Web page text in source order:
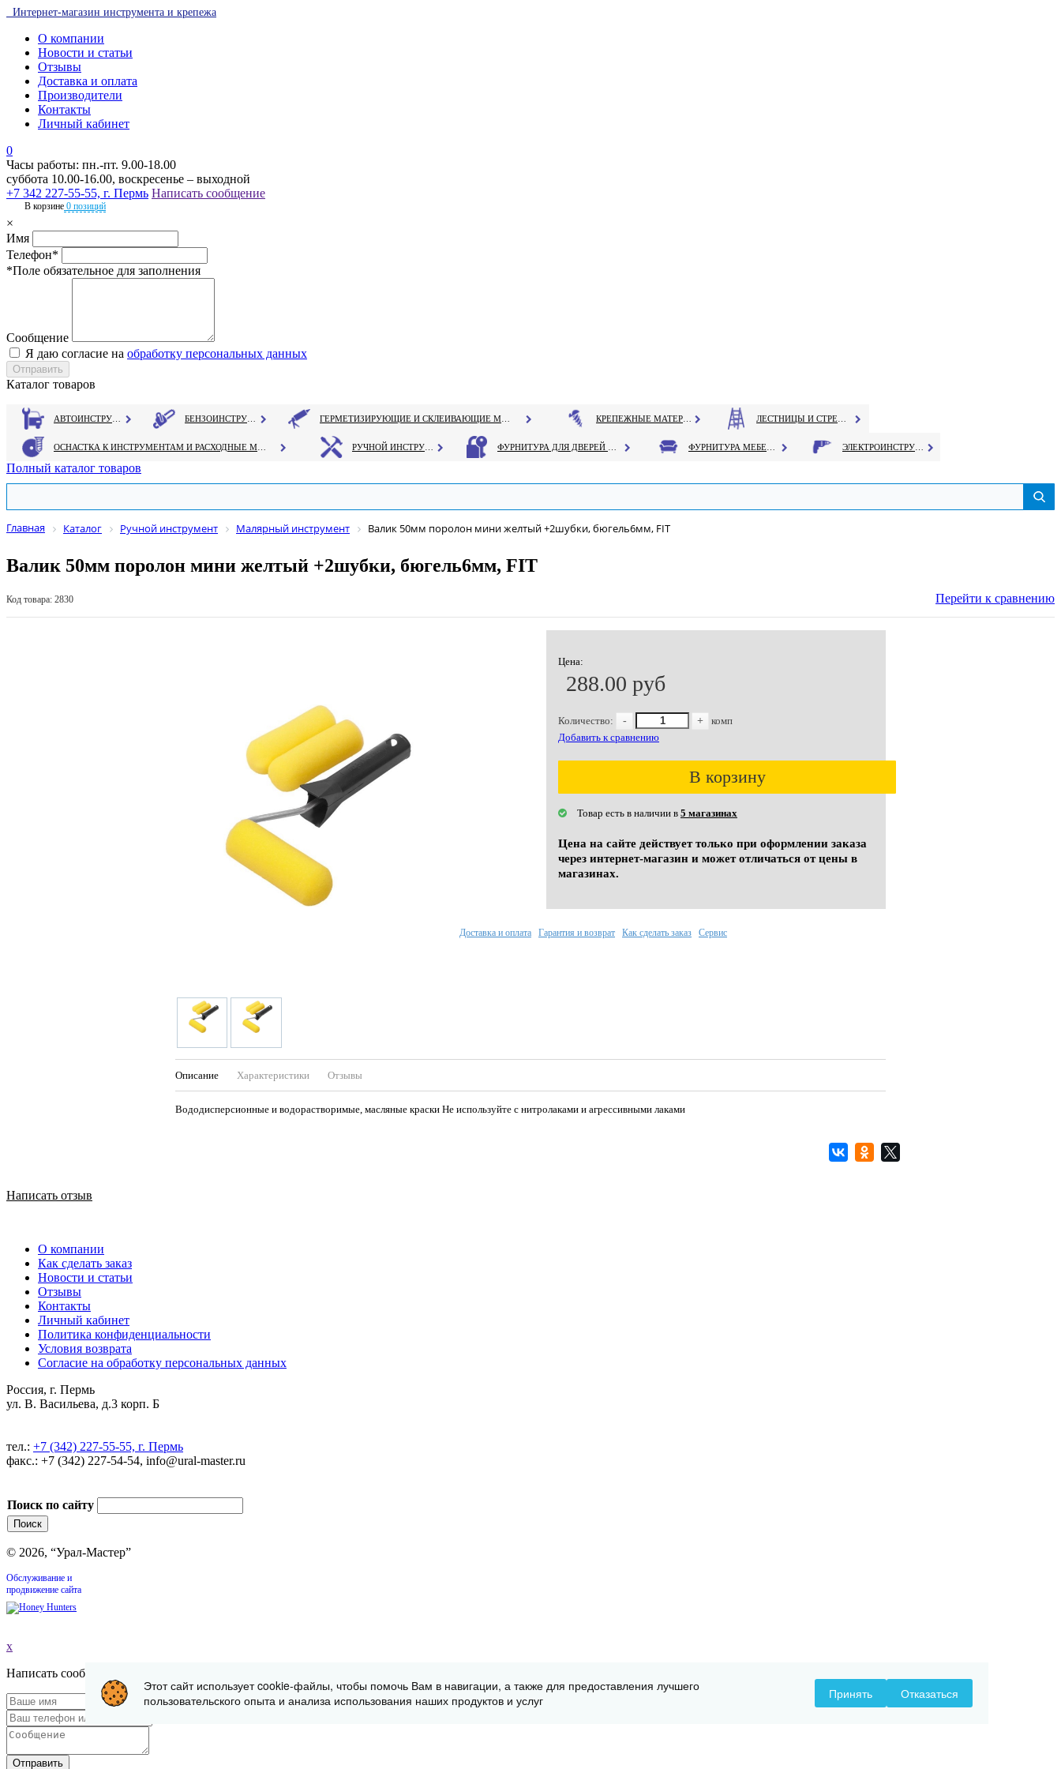
Интернет-магазин инструмента и крепежа
О компании
Новости и статьи
Отзывы
Доставка и оплата
Производители
Контакты
Личный кабинет
0
Часы работы: пн.-пт. 9.00-18.00
суббота 10.00-16.00, воскресенье – выходной
+7 342 227-55-55, г. Пермь Написать сообщение
В корзине 0 позиций
×
Имя
Телефон*
*Поле обязательное для заполнения
Сообщение
Я даю согласие на обработку персональных данных
Каталог товаров
Полный каталог товаров
Главная Каталог Ручной инструмент Малярный инструмент Валик 50мм поролон мини желтый +2шубки, бюгель6мм, FIT
Валик 50мм поролон мини желтый +2шубки, бюгель6мм, FIT
Код товара: 2830 Перейти к сравнению
Цена:
288.00 руб
Количество: - +
комп
Добавить к сравнению
В корзину
Товар есть в наличии в 5 магазинах
Цена на сайте действует только при оформлении заказа
через интернет-магазин и может отличаться от цены в
магазинах.
Описание Характеристики Отзывы
Вододисперсионные и водорастворимые, масляные краски Не используйте с нитролаками и агрессивными лаками
Доставка и оплата Гарантия и возврат Как сделать заказ Сервис
Написать отзыв
О компании
Как сделать заказ
Новости и статьи
Отзывы
Контакты
Личный кабинет
Политика конфиденциальности
Условия возврата
Согласие на обработку персональных данных
Россия, г. Пермь
ул. В. Васильева, д.3 корп. Б
тел.: +7 (342) 227-55-55, г. Пермь
факс.: +7 (342) 227-54-54, info@ural-master.ru
Поиск по сайту
© 2026, “Урал-Мастер”
Обслуживание и
продвижение сайта
x
Написать сообщение
Отправить
Этот сайт использует cookie-файлы, чтобы помочь Вам в навигации, а также для предоставления лучшего
пользовательского опыта и анализа использования наших продуктов и услуг
Принять Отказаться